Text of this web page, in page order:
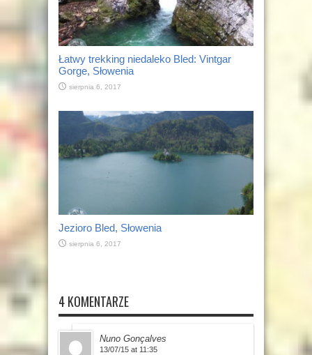
Łatwy trekking niedaleko Bled: Vintgar
Gorge, Słowenia
sierpnia 6, 2017
Jezioro Bled, Słowenia
sierpnia 6, 2017
4 KOMENTARZE
Nuno Gonçalves
13/07/15 at 11:35